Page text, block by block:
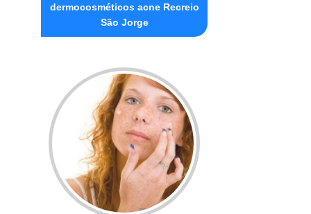
dermocosméticos acne Recreio
São Jorge